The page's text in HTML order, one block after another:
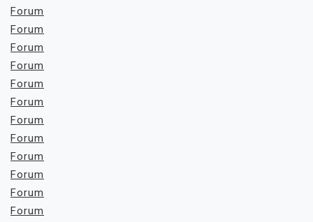
Forum
Forum
Forum
Forum
Forum
Forum
Forum
Forum
Forum
Forum
Forum
Forum